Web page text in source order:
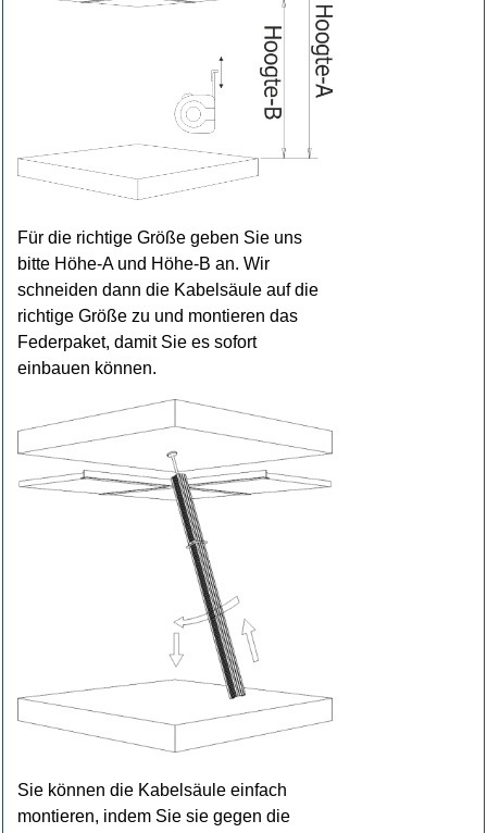
Für die richtige Größe geben Sie uns
bitte Höhe-A und Höhe-B an. Wir
schneiden dann die Kabelsäule auf die
richtige Größe zu und montieren das
Federpaket, damit Sie es sofort
einbauen können.
Sie können die Kabelsäule einfach
montieren, indem Sie sie gegen die